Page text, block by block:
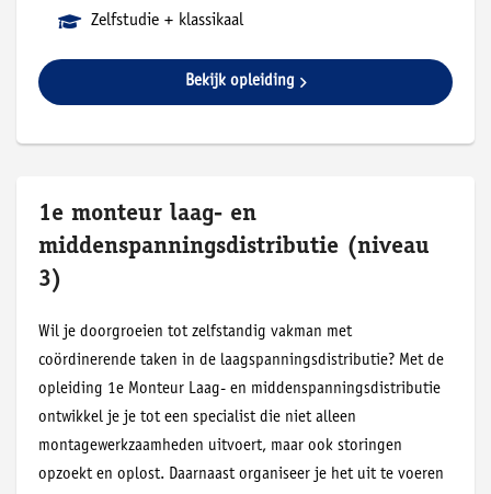
Zelfstudie + klassikaal
Bekijk opleiding
1e monteur laag- en
middenspanningsdistributie (niveau
3)
Wil je doorgroeien tot zelfstandig vakman met
coördinerende taken in de laagspanningsdistributie? Met de
opleiding 1e Monteur Laag- en middenspanningsdistributie
ontwikkel je je tot een specialist die niet alleen
montagewerkzaamheden uitvoert, maar ook storingen
opzoekt en oplost. Daarnaast organiseer je het uit te voeren